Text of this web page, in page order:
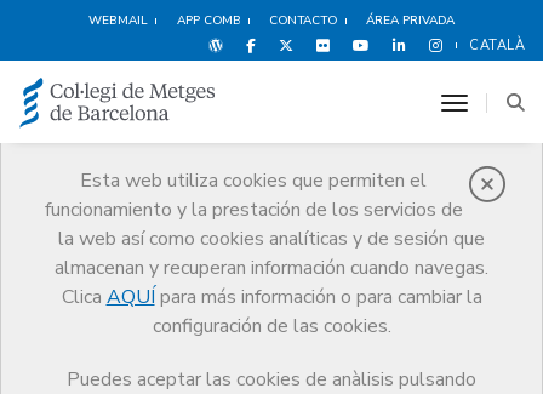
WEBMAIL APP COMB CONTACTO ÁREA PRIVADA
CATALÀ
Esta web utiliza cookies que permiten el
funcionamiento y la prestación de los servicios de
la web así como cookies analíticas y de sesión que
almacenan y recuperan información cuando navegas.
Clica AQUÍ para más información o para cambiar la
configuración de las cookies.
Puedes aceptar las cookies de anàlisis pulsando
toggle
Noticias
Comunicación
Noticias
Gripe aviar: ¿Cuál es la situación en Cataluña y qué se está haciendo?